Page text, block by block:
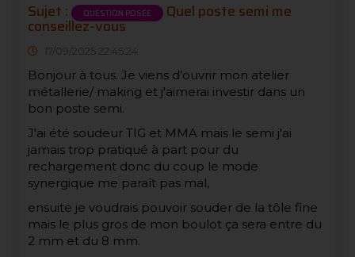
Sujet : QUESTION POSÉE Quel poste semi me
conseillez-vous
17/09/2025 22:45:24
Bonjour à tous. Je viens d’ouvrir mon atelier
métallerie/ making et j'aimerai investir dans un
bon poste semi.
J'ai été soudeur TIG et MMA mais le semi j'ai
jamais trop pratiqué à part pour du
rechargement donc du coup le mode
synergique me paraît pas mal,
ensuite je voudrais pouvoir souder de la tôle fine
mais le plus gros de mon boulot ça sera entre du
2 mm et du 8 mm.